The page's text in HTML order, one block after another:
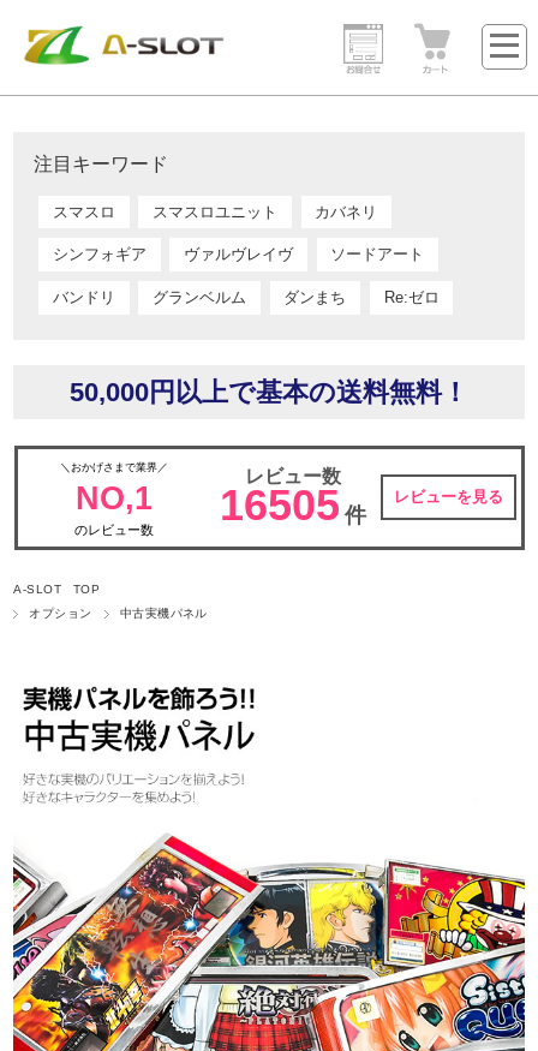
注目キーワード
スマスロ スマスロユニット カバネリ
シンフォギア ヴァルヴレイヴ ソードアート
バンドリ グランベルム ダンまち Re:ゼロ
50,000円以上で基本の送料無料！
＼おかげさまで業界／
NO,1
のレビュー数
レビュー数
16505 件
レビューを見る
A-SLOT TOP
オプション
中古実機パネル